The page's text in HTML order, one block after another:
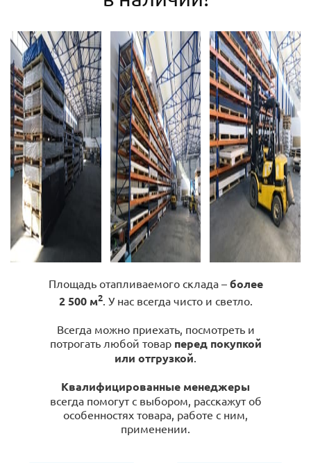
Площадь отапливаемого склада – более
2 500 м2. У нас всегда чисто и светло.
Всегда можно приехать, посмотреть и
потрогать любой товар перед покупкой
или отгрузкой.
Квалифицированные менеджеры
всегда помогут с выбором, расскажут об
особенностях товара, работе с ним,
применении.